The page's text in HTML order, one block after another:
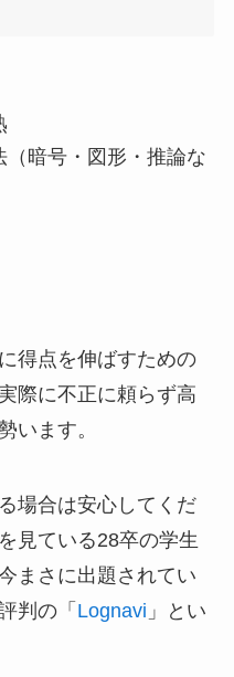
暗号・図形・推論な
得点を伸ばすための
際に不正に頼らず高
います。
場合は安心してくだ
見ている28卒の学生
まさに出題されてい
判の「 Lognavi 」とい